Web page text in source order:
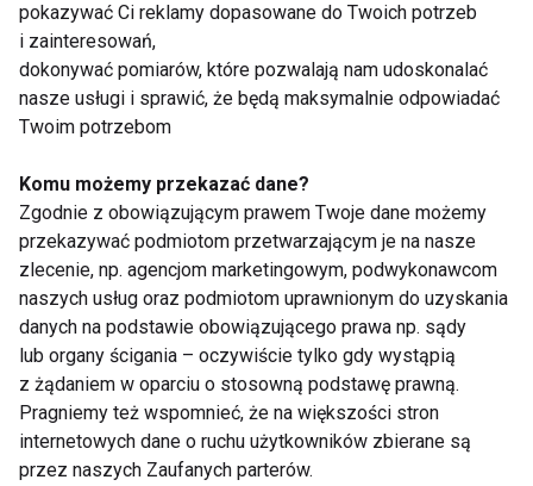
Fitness
Legginsy bezszwowe
na pilates - dlaczego
odzież naprawdę ma
znaczenie
Jak trenować, żeby
schudnąć? Fakty, mity
i skuteczne strategie
pokazywać Ci reklamy dopasowane do Twoich potrzeb
i zainteresowań,
dokonywać pomiarów, które pozwalają nam udoskonalać
nasze usługi i sprawić, że będą maksymalnie odpowiadać
Twoim potrzebom
Komu możemy przekazać dane?
Zgodnie z obowiązującym prawem Twoje dane możemy
przekazywać podmiotom przetwarzającym je na nasze
zlecenie, np. agencjom marketingowym, podwykonawcom
naszych usług oraz podmiotom uprawnionym do uzyskania
danych na podstawie obowiązującego prawa np. sądy
lub organy ścigania – oczywiście tylko gdy wystąpią
z żądaniem w oparciu o stosowną podstawę prawną.
Pragniemy też wspomnieć, że na większości stron
internetowych dane o ruchu użytkowników zbierane są
przez naszych Zaufanych parterów.